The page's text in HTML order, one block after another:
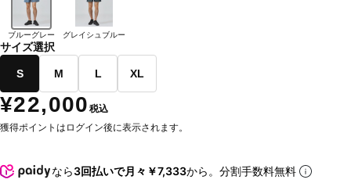
ブルーグレー グレイシュブルー
サイズ選択
S M L XL
¥22,000 税込
獲得ポイントはログイン後に表示されます。
なら3回払いで月々￥7,333から。分割手数料無料